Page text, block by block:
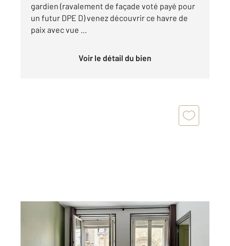
gardien (ravalement de façade voté payé pour
un futur DPE D) venez découvrir ce havre de
paix avec vue ...
Voir le détail du bien
PARIS 75018
, 2 pièces